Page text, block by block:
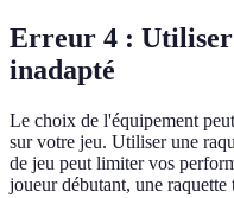
Erreur 4 : Utiliser
inadapté
Le choix de l'équipement
sur votre jeu. Utiliser une
de jeu peut limiter vos
joueur débutant, une